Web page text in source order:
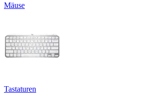
Mäuse
Tastaturen